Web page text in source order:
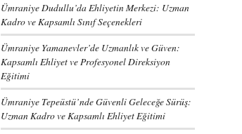
Ümraniye Dudullu’da Ehliyetin Merkezi: Uzman
Kadro ve Kapsamlı Sınıf Seçenekleri
Ümraniye Yamanevler’de Uzmanlık ve Güven:
Kapsamlı Ehliyet ve Profesyonel Direksiyon
Eğitimi
Ümraniye Tepeüstü’nde Güvenli Geleceğe Sürüş:
Uzman Kadro ve Kapsamlı Ehliyet Eğitimi